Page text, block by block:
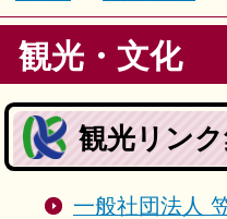
観光・文化
観光リン
一般社団法人